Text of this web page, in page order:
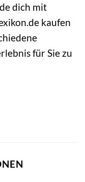
dich mit
kaufen
für Sie zu